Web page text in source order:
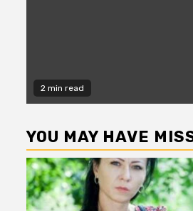
2 min read
YOU MAY HAVE